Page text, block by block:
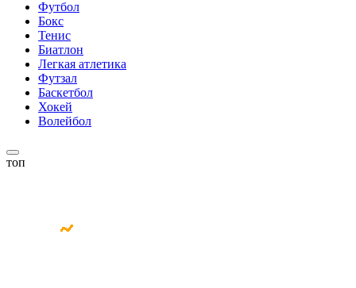
Футбол
Бокс
Тенис
Биатлон
Легкая атлетика
Футзал
Баскетбол
Хокей
Волейбол
топ